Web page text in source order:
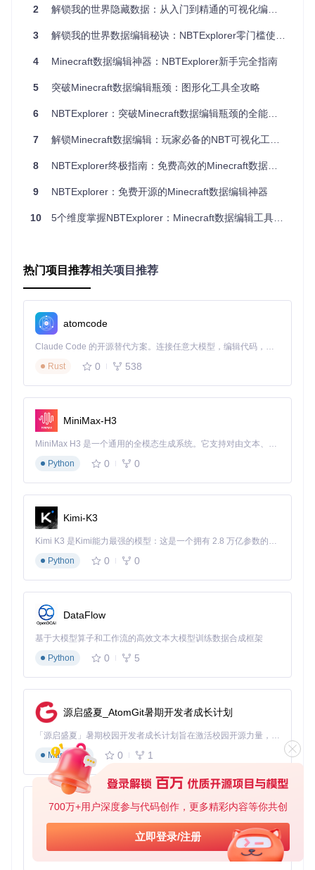
700万+用户深度参与代码创作，更多精彩内容等你共创
立即登录/注册
plorer将数据组织成清晰的树形结构。左侧面板展示文件层
地理解数据关系。无论是查看玩家背包内容还是修改世界生成
安全可靠的编辑功能
NBTExplorer提供了安全的编辑环境，所有修改都会在内存中
损坏的风险。工具还内置了数据验证机制，能够在保存前检查
无论你使用Windows、Mac还是Linux系统，NBTExplorer都能
提供一致的使用体验。这种跨平台特性意味着你可以在任何设
备上处理游戏数据，无需担心系统差异带来的兼容性问题。
当你的世界突然无法加载时，NBTExplorer可以成为你的"存档
医生"。通过打开损坏的level.dat文件，你可以直观地检查数据
结构，定位异常值。例如，当发现"Time"字段数值异常时，只
需将其重置为合理值，就能让存档恢复正常。这种方法已帮助
无数玩家挽回了珍贵的游戏进度。
想要一把拥有特殊属性的武器？NBTExplorer让你轻松实现。
通过编辑物品的NBT数据，你可以自定义攻击力、耐久度、附
魔效果等属性。想象一下，打造一把能够自动回血的钻石剑，
或者一套拥有夜视能力的盔甲——这些都能通过简单的数值修
改实现。
对于服务器管理员而言，NBTExplorer是提高效率的得力助
手。批量修改玩家属性、调整世界规则、管理实体数据——这
些原本需要编写复杂命令或插件的任务，现在只需通过可视化
或调整生物生成概率，大幅降低服务器维护成本。
实战指南：新手友好的3个实战场景
实战一：修复损坏的存档
需求：你的《我的世界》存档突然无法加载，游戏闪退。
下载并安装NBTExplorer
打开程序，导航到存档文件夹
选择level.dat文件并打开
在左侧树形结构中找到"Data"节点下的"Time"字段
将异常大的数值修改为合理值（如1000）
保存文件并尝试重新加载存档
：存档恢复正常加载，所有建筑和进度得以保留。
实战二：创建自定义附魔武器
：制作一把拥有无限耐久和锋利V效果的钻石剑。
2 解锁我的世界隐藏数据：从入门到精通的可视化编辑指南
3 解锁我的世界数据编辑秘诀：NBTExplorer零门槛使用指南
4 Minecraft数据编辑神器：NBTExplorer新手完全指南
5 突破Minecraft数据编辑瓶颈：图形化工具全攻略
6 NBTExplorer：突破Minecraft数据编辑瓶颈的全能工具
7 解锁Minecraft数据编辑：玩家必备的NBT可视化工具完全指南
8 NBTExplorer终极指南：免费高效的Minecraft数据编辑神器
9 NBTExplorer：免费开源的Minecraft数据编辑神器
10 5个维度掌握NBTExplorer：Minecraft数据编辑工具全解析
热门项目推荐相关项目推荐
atomcode
Claude Code 的开源替代方案。连接任意大模型，编辑代码，运行命令，自动验证 — 全自动执行。用 Rust 构建，极致性能。 ｜ An open-source alternative to Claude Code. Connect any LLM, edit code, run commands, and verify changes — autonomously. Built in Rust for speed. Get Started
Rust
0 538
MiniMax-H3
MiniMax H3 是一个通用的全模态生成系统。它支持对由文本、图像、视频和音频组成的多模态上下文进行统一理解，并能生成分辨率高达 2K、时长可达 15 秒的带原生立体声音频的视频。得益于面向任务泛化的系统设计，H3 在预训练阶段就已具备广泛的多模态上下文理解与生成能力，能够出色地执行复杂的多模态指令。
Python
0 0
Kimi-K3
Kimi K3 是Kimi能力最强的模型：这是一个拥有 2.8 万亿参数的混合专家（MoE）模型，具备原生视觉理解能力，并支持 100 万 token 的上下文窗口。
Python
0 0
DataFlow
基于大模型算子和工作流的高效文本大模型训练数据合成框架
Python
0 5
源启盛夏_AtomGit暑期开发者成长计划
「源启盛夏」暑期校园开发者成长计划旨在激活校园开源力量，通过积分激励、认证扶持、资源倾斜等形式，引导高校组织和开发者完成「入驻 — 建项目 — 做贡献 — 获认证 — 得资源」的完整闭环。无论你是想带领社团入驻平台的组织者，还是希望用代码贡献证明自己的开发者，都能在这里找到属于你的成长路径。
Markdown
0 1
py-xiaozhi
基于Python的Xiaozhi AI，适用于想要完整Xiaozhi体验而无需拥有专用硬件的用户。
Python
0 1